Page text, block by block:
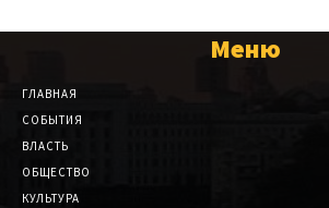
Меню
ГЛАВНАЯ
СОБЫТИЯ
ВЛАСТЬ
ОБЩЕСТВО
КУЛЬТУРА